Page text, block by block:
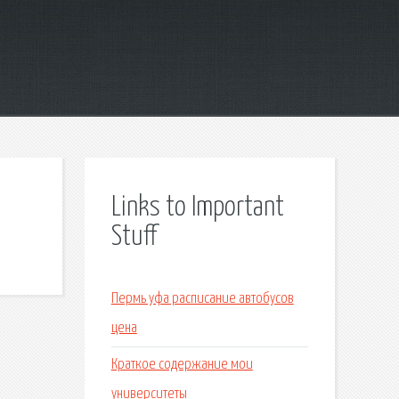
Links to Important
Stuff
Пермь уфа расписание автобусов
цена
Краткое содержание мои
университеты